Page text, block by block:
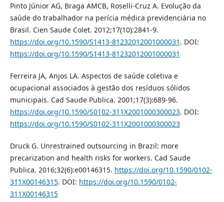
Pinto Júnior AG, Braga AMCB, Roselli-Cruz A. Evolução da
saúde do trabalhador na perícia médica previdenciária no
Brasil. Cien Saude Colet. 2012;17(10):2841-9.
https://doi.org/10.1590/S1413-81232012001000031 . DOI:
https://doi.org/10.1590/S1413-81232012001000031
Ferreira JA, Anjos LA. Aspectos de saúde coletiva e
ocupacional associados à gestão dos resíduos sólidos
municipais. Cad Saude Publica. 2001;17(3):689-96.
https://doi.org/10.1590/S0102-311X2001000300023. DOI:
https://doi.org/10.1590/S0102-311X2001000300023
Druck G. Unrestrained outsourcing in Brazil: more
precarization and health risks for workers. Cad Saude
Publica. 2016;32(6):e00146315. https://doi.org/10.1590/0102-
311X00146315. DOI: https://doi.org/10.1590/0102-
311X00146315